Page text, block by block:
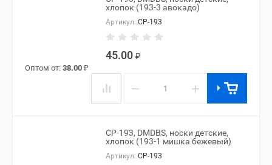
хлопок (193-3 авокадо)
Артикул: CP-193
45.00 ₽
Оптом от: 38.00 ₽
− +
CP-193, DMDBS, носки детские,
хлопок (193-1 мишка бежевый)
Артикул: CP-193